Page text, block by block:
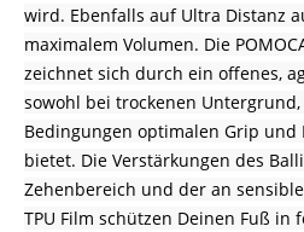
wird. Ebenfalls auf Ultra Distanz
maximalem Volumen. Die
zeichnet sich durch ein offenes,
sowohl bei trockenen
Bedingungen optimalen Grip und
bietet. Die Verstärkungen des
Zehenbereich und der an
TPU Film schützen Deinen Fuß in